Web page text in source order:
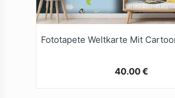
40.00 €